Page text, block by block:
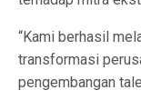
“Kami berhasil
transformasi
pengembangan